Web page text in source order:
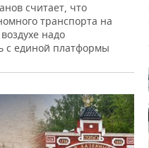
считает, что
транспорта на
надо
с единой платформы